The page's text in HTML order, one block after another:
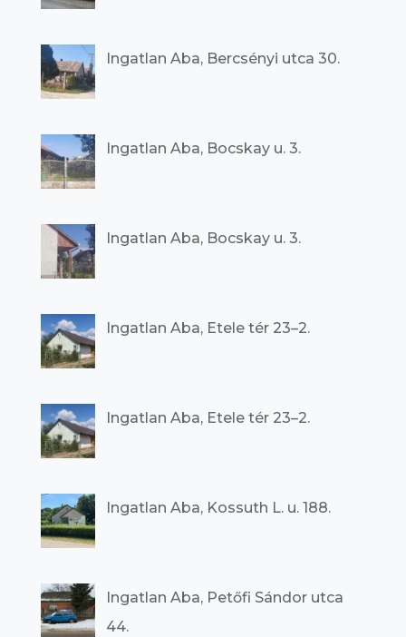
Ingatlan Aba, Bercsényi utca 30.
Ingatlan Aba, Bocskay u. 3.
Ingatlan Aba, Bocskay u. 3.
Ingatlan Aba, Etele tér 23–2.
Ingatlan Aba, Etele tér 23–2.
Ingatlan Aba, Kossuth L. u. 188.
Ingatlan Aba, Petőfi Sándor utca
44.